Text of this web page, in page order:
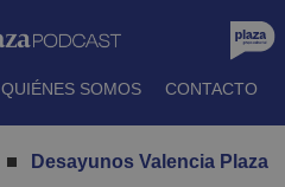
QUIÉNES SOMOS CONTACTO
Desayunos Valencia Plaza